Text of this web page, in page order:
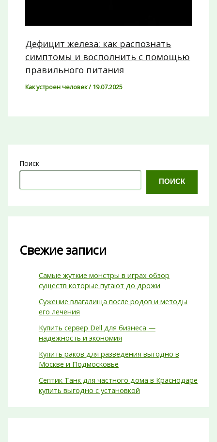
Дефицит железа: как распознать
симптомы и восполнить с помощью
правильного питания
Как устроен человек/ 19.07.2025
Поиск
ПОИСК
Свежие записи
Самые жуткие монстры в играх обзор
существ которые пугают до дрожи
Сужение влагалища после родов и методы
его лечения
Купить сервер Dell для бизнеса —
надежность и экономия
Купить раков для разведения выгодно в
Москве и Подмосковье
Септик Танк для частного дома в Краснодаре
купить выгодно с установкой